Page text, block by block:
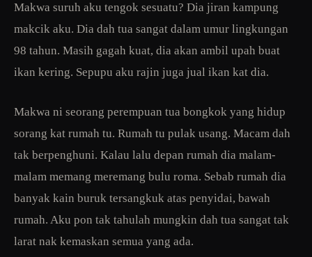
Makwa suruh aku tengok sesuatu? Dia jiran kampung
makcik aku. Dia dah tua sangat dalam umur lingkungan
98 tahun. Masih gagah kuat, dia akan ambil upah buat
ikan kering. Sepupu aku rajin juga jual ikan kat dia.
Makwa ni seorang perempuan tua bongkok yang hidup
sorang kat rumah tu. Rumah tu pulak usang. Macam dah
tak berpenghuni. Kalau lalu depan rumah dia malam-
malam memang meremang bulu roma. Sebab rumah dia
banyak kain buruk tersangkuk atas penyidai, bawah
rumah. Aku pon tak tahulah mungkin dah tua sangat tak
larat nak kemaskan semua yang ada.